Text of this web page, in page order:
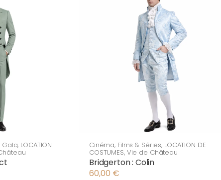
Gala, LOCATION Cinéma, Films & Séries, LOCATION DE
COSTUMES, Vie de Château
Bridgerton : Colin
60,00 €